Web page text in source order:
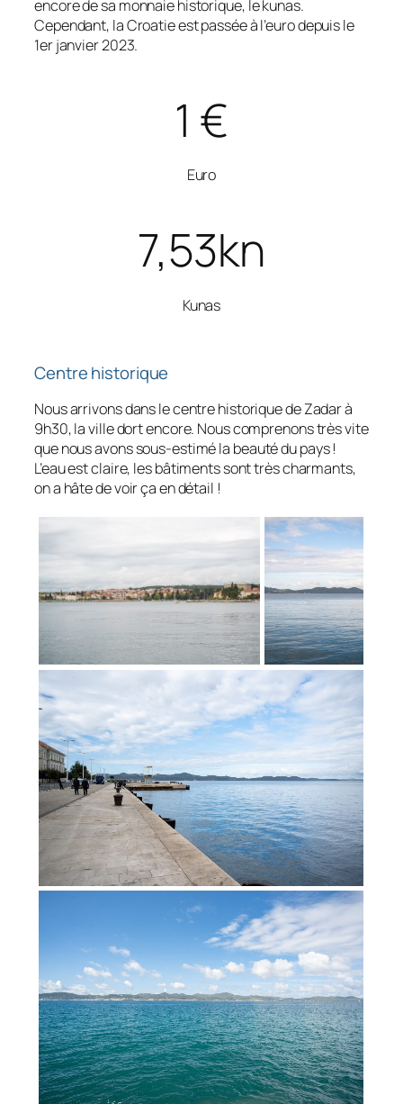
encore de sa monnaie historique, le kunas.
Cependant, la Croatie est passée à l’euro depuis le
1er janvier 2023.
1 €
Euro
7,53kn
Kunas
Centre historique
Nous arrivons dans le centre historique de Zadar à
9h30, la ville dort encore. Nous comprenons très vite
que nous avons sous-estimé la beauté du pays !
L’eau est claire, les bâtiments sont très charmants,
on a hâte de voir ça en détail !